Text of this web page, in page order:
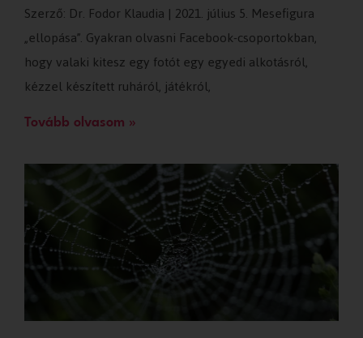
Szerző: Dr. Fodor Klaudia | 2021. július 5. Mesefigura
„ellopása”. Gyakran olvasni Facebook-csoportokban,
hogy valaki kitesz egy fotót egy egyedi alkotásról,
kézzel készített ruháról, játékról,
Tovább olvasom »